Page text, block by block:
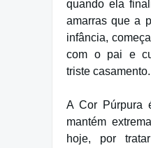
quando ela
amarras que a
infância,
com o pai e
triste casamento.
A Cor Púrpura
mantém
hoje, por